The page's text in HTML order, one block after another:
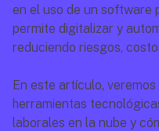
en el uso de un software
permite digitalizar y
reduciendo riesgos,
En este artículo,
herramientas
laborales en la nube y